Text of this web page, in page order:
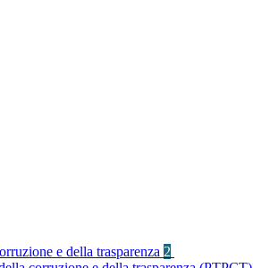
e della trasparenza 2